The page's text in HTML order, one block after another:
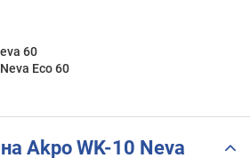
60
Eco 60
Akpo WK-10 Neva